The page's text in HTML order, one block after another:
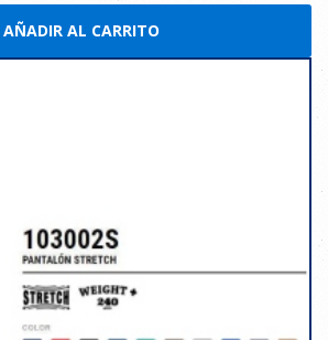
AÑADIR AL CARRITO